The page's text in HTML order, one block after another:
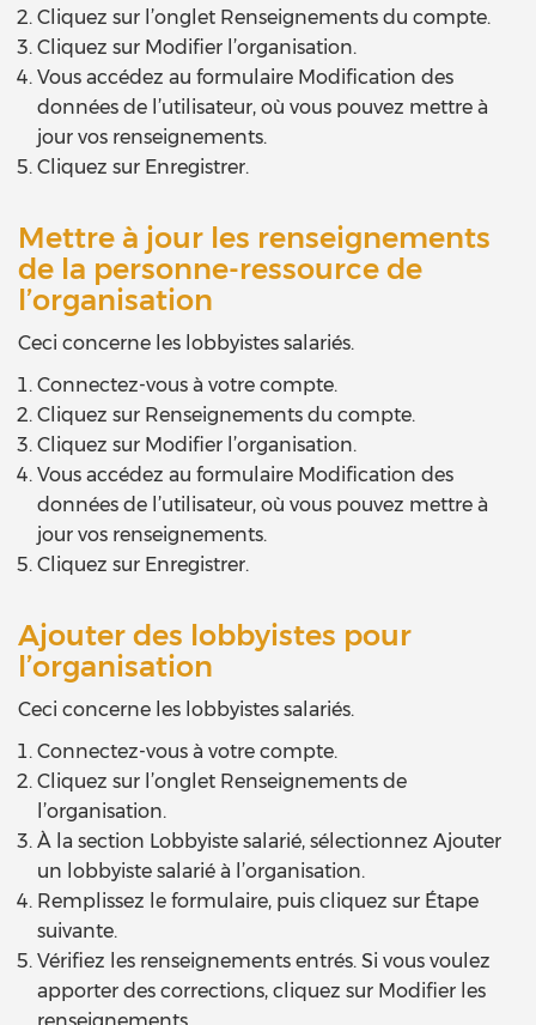
Cliquez sur l’onglet Renseignements du compte.
Cliquez sur Modifier l’organisation.
Vous accédez au formulaire Modification des
données de l’utilisateur, où vous pouvez mettre à
jour vos renseignements.
Cliquez sur Enregistrer.
Mettre à jour les renseignements
de la personne-ressource de
l’organisation
Ceci concerne les lobbyistes salariés.
Connectez-vous à votre compte.
Cliquez sur Renseignements du compte.
Cliquez sur Modifier l’organisation.
Vous accédez au formulaire Modification des
données de l’utilisateur, où vous pouvez mettre à
jour vos renseignements.
Cliquez sur Enregistrer.
Ajouter des lobbyistes pour
l’organisation
Ceci concerne les lobbyistes salariés.
Connectez-vous à votre compte.
Cliquez sur l’onglet Renseignements de
l’organisation.
À la section Lobbyiste salarié, sélectionnez Ajouter
un lobbyiste salarié à l’organisation.
Remplissez le formulaire, puis cliquez sur Étape
suivante.
Vérifiez les renseignements entrés. Si vous voulez
apporter des corrections, cliquez sur Modifier les